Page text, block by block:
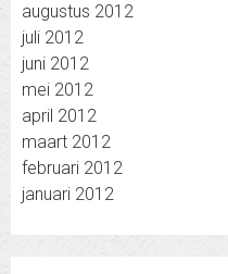
augustus 2012
juli 2012
juni 2012
mei 2012
april 2012
maart 2012
februari 2012
januari 2012